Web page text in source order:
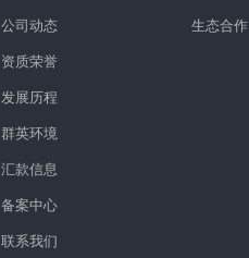
公司动态
资质荣誉
发展历程
群英环境
汇款信息
备案中心
联系我们
生态合作